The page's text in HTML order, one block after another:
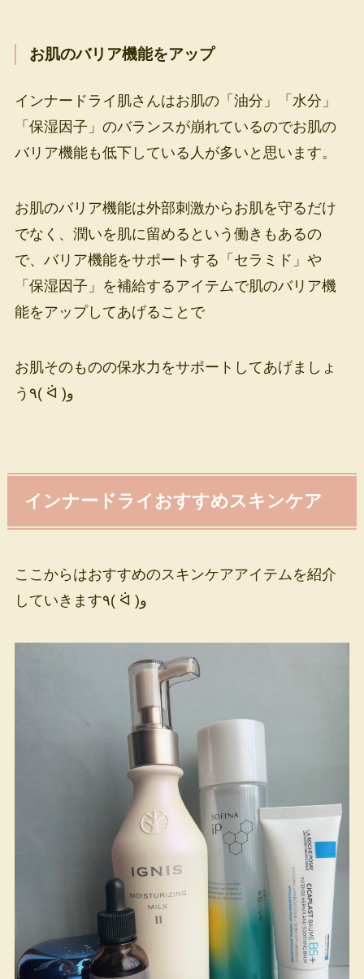
お肌のバリア機能をアップ
インナードライ肌さんはお肌の「油分」「水分」
「保湿因子」のバランスが崩れているのでお肌の
バリア機能も低下している人が多いと思います。
お肌のバリア機能は外部刺激からお肌を守るだけ
でなく、潤いを肌に留めるという働きもあるの
で、バリア機能をサポートする「セラミド」や
「保湿因子」を補給するアイテムで肌のバリア機
能をアップしてあげることで
お肌そのものの保水力をサポートしてあげましょ
う٩( ᐛ )و
インナードライおすすめスキンケア
ここからはおすすめのスキンケアアイテムを紹介
していきます٩( ᐛ )و